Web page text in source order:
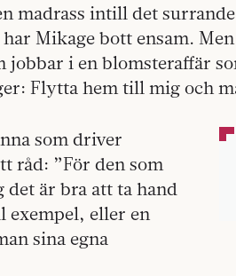
madrass intill det
Mikage bott ensam.
jobbar i en blomsteraffär
Flytta hem till mig och
som driver
råd: ”För den som
är bra att ta hand
exempel, eller en
sina egna